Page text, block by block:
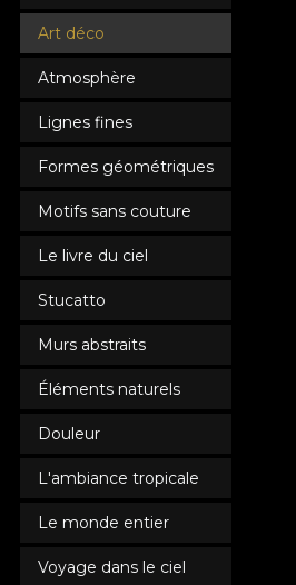
Art déco
Atmosphère
Lignes fines
Formes géométriques
Motifs sans couture
Le livre du ciel
Stucatto
Murs abstraits
Éléments naturels
Douleur
L'ambiance tropicale
Le monde entier
Voyage dans le ciel